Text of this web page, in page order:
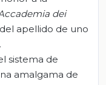
dei
apellido de uno
sistema de
amalgama de